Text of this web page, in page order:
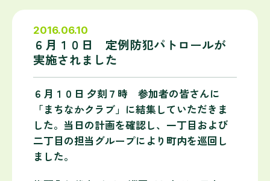
2016.06.10
６月１０日 定例防犯パトロールが
実施されました
６月１０日 夕刻７時 参加者の皆さんに
「まちなかクラブ」に結集していただきま
した。当日の計画を確認し、一丁目および
二丁目の担当グループにより町内を巡回し
ました。